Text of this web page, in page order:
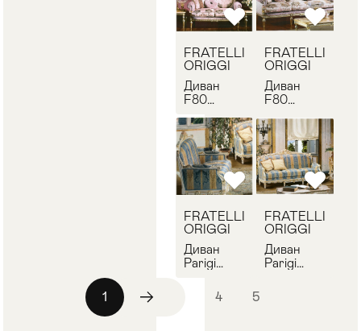
FRATELLI
ORIGGI
Диван
F80
ORIGGI
207
FRATELLI
ORIGGI
Диван
F80
ORIGGI
206
FRATELLI
ORIGGI
Диван
Parigi
ORIGGI
FRATELLI
ORIGGI
Диван
Parigi
1 2 4 5